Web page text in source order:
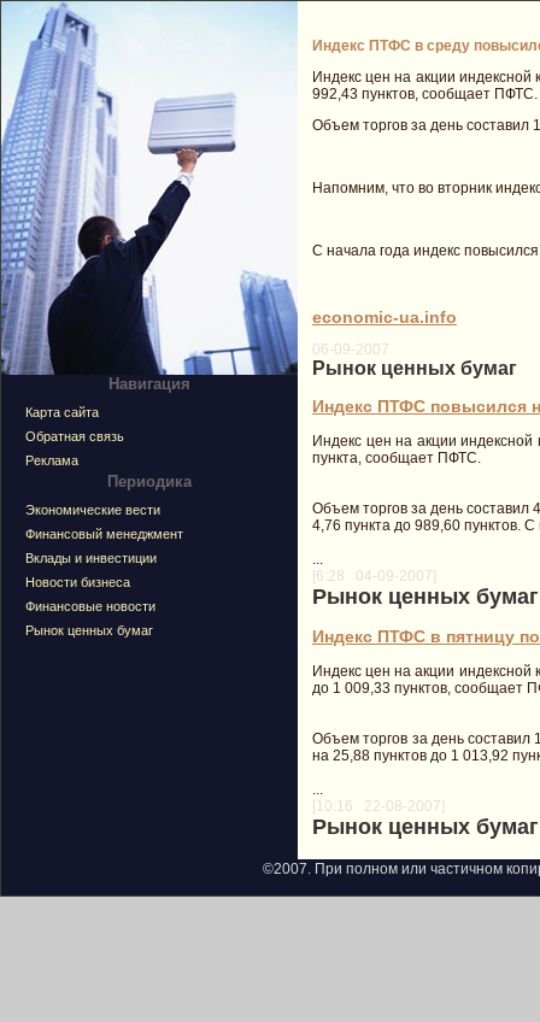
Навигация
Карта сайта
Обратная связь
Реклама
Периодика
Экономические вести
Финансовый менеджмент
Вклады и инвестиции
Новости бизнеса
Финансовые новости
Рынок ценных бумаг
Индекс ПТФС в среду
Индекс цен на акции
992,43 пунктов, сообщает ПФТС.
Объем торгов за день составил
Напомним, что во вторник
С начала года индекс
economic-ua.info
06-09-2007
Рынок ценных бумаг
Индекс ПТФС повысился
Индекс цен на акции
пункта, сообщает ПФТС.
Объем торгов за день составил
4,76 пункта до 989,60 пунктов.
...
[6:28 04-09-2007]
Рынок ценных бумаг
Индекс ПТФС в пятницу
Индекс цен на акции
до 1 009,33 пунктов, сообщает
Объем торгов за день составил
на 25,88 пунктов до 1 013,92
...
[10:16 22-08-2007]
Рынок ценных бумаг
©2007. При полном или частичном